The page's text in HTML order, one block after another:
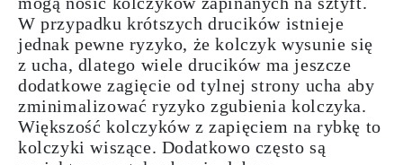
W przypadku krótszych drucików istnieje
jednak pewne ryzyko, że kolczyk wysunie się
z ucha, dlatego wiele drucików ma jeszcze
dodatkowe zagięcie od tylnej strony ucha aby
zminimalizować ryzyko zgubienia kolczyka.
Większość kolczyków z zapięciem na rybkę to
kolczyki wiszące. Dodatkowo często są